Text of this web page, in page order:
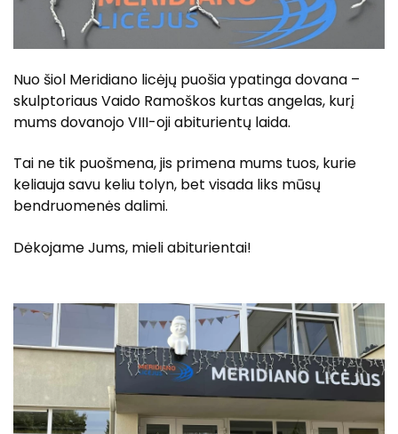
Moksleivio uniforma
Maitinimas
Mes žiniasklaidoje
Tėvų atsiliepimai
Mokyklos atributika
Nuo šiol Meridiano licėjų puošia ypatinga dovana –
skulptoriaus Vaido Ramoškos kurtas angelas, kurį
mums dovanojo VIII-oji abiturientų laida.
Tai ne tik puošmena, jis primena mums tuos, kurie
keliauja savu keliu tolyn, bet visada liks mūsų
bendruomenės dalimi.
Dėkojame Jums, mieli abiturientai!